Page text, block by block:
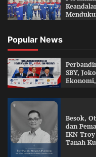
Popular News
SBY,
Besok,
dan
IKN Troy
Tanah